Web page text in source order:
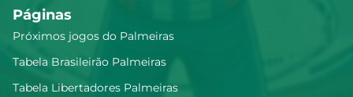
Páginas
Próximos jogos do Palmeiras
Tabela Brasileirão Palmeiras
Tabela Libertadores Palmeiras